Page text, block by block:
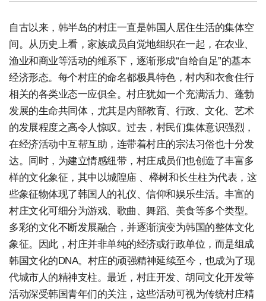
自古以来，韩半岛的村庄一直是韩国人居住生活的集体空
间。从历史上看，家族成员自觉地组织在一起，在农业、
渔业和商业等活动的维系下，逐渐形成“自给自足”的基本
经济形态。每个村庄的命名都极具特色，村内和衣食住行
相关的各类业态一应俱全。村庄犹如一个充满活力、蓬勃
发展的生命共同体，尤其是内部教育、行政、文化、艺术
的发展程度之高令人惊叹。过去，村民们集体意识强烈，
在经济活动中互帮互助，连带着村庄的宗法习俗也十分发
达。同时，为建立情感纽带，村庄成员们也创造了丰富多
样的文化象征，其中以城隍庙 、榉树和长生柱为代表，这
些象征物体现了韩国人的礼仪、信仰和娱乐生活。丰富的
村庄文化可细分为游戏、歌曲、舞蹈、美食等多个类型。
多彩的文化不断发展融合，并逐渐演变为韩国的整体文化
象征。因此，村庄并非单纯的经济或行政单位，而是组成
韩国文化的DNA。村庄的顽强精神延续至今，也成为了现
代城市人的精神支柱。最近，村庄开发、胡同文化开发等
活动深受韩国青年们的关注，这些活动可视为传统村庄精